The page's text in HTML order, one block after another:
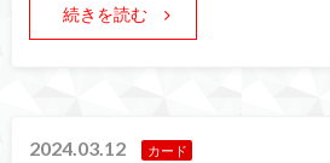
続きを読む
2024.03.12 カード